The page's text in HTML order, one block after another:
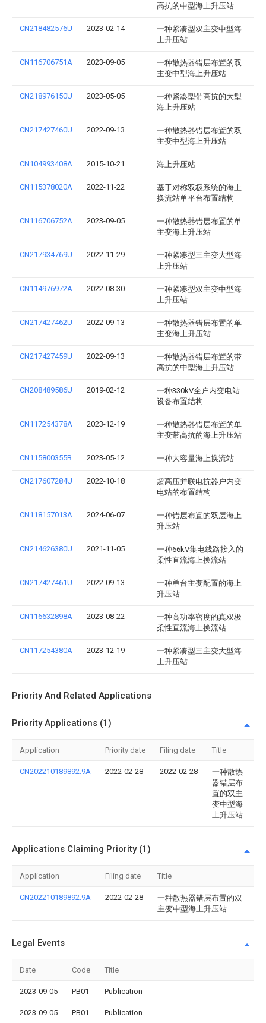
高抗的中型海上升压站
CN218482576U 2023-02-14
一种紧凑型双主变中型海
上升压站
CN116706751A 2023-09-05
一种散热器错层布置的双
主变中型海上升压站
CN218976150U 2023-05-05
一种紧凑型带高抗的大型
海上升压站
CN217427460U 2022-09-13
一种散热器错层布置的双
主变中型海上升压站
CN104993408A 2015-10-21 海上升压站
CN115378020A 2022-11-22
基于对称双极系统的海上
换流站单平台布置结构
CN116706752A 2023-09-05
一种散热器错层布置的单
主变海上升压站
CN217934769U 2022-11-29
一种紧凑型三主变大型海
上升压站
CN114976972A 2022-08-30
一种紧凑型双主变中型海
上升压站
CN217427462U 2022-09-13
一种散热器错层布置的单
主变海上升压站
CN217427459U 2022-09-13
一种散热器错层布置的带
高抗的中型海上升压站
CN208489586U 2019-02-12
一种330kV全户内变电站
设备布置结构
CN117254378A 2023-12-19
一种散热器错层布置的单
主变带高抗的海上升压站
CN115800355B 2023-05-12 一种大容量海上换流站
CN217607284U 2022-10-18
超高压并联电抗器户内变
电站的布置结构
CN118157013A 2024-06-07
一种错层布置的双层海上
升压站
CN214626380U 2021-11-05
一种66kV集电线路接入的
柔性直流海上换流站
CN217427461U 2022-09-13
一种单台主变配置的海上
升压站
CN116632898A 2023-08-22
一种高功率密度的真双极
柔性直流海上换流站
CN117254380A 2023-12-19
一种紧凑型三主变大型海
上升压站
Priority And Related Applications
Priority Applications (1)
Application Priority date Filing date Title
CN202210189892.9A 2022-02-28 2022-02-28
一种散热
器错层布
置的双主
变中型海
上升压站
Applications Claiming Priority (1)
Application Filing date Title
CN202210189892.9A 2022-02-28
一种散热器错层布置的双
主变中型海上升压站
Legal Events
Date Code Title
2023-09-05 PB01 Publication
2023-09-05 PB01 Publication